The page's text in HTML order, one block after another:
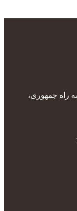
راه جمهوری،